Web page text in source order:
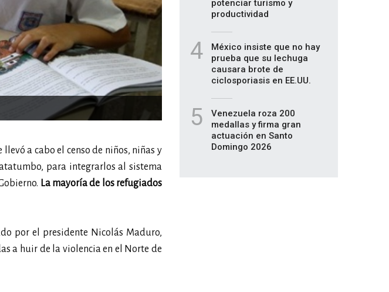
llevó a cabo el censo de niños, niñas y
para integrarlos al sistema
La mayoría de los refugiados
por el presidente Nicolás Maduro,
a huir de la violencia en el Norte de
potenciar turismo y
productividad
4
México insiste que no hay
prueba que su lechuga
causara brote de
ciclosporiasis en EE.UU.
5
Venezuela roza 200
medallas y firma gran
actuación en Santo
Domingo 2026